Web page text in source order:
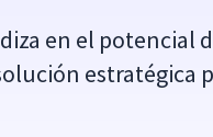
en el potencial
estratégica